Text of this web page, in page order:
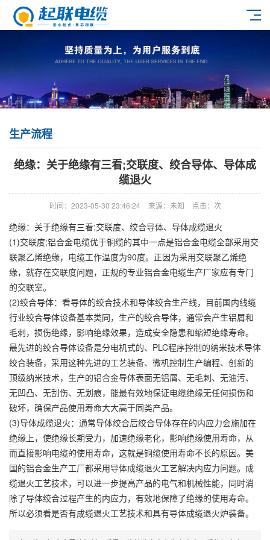
生产流程
绝缘：关于绝缘有三看;交联度、绞合导体、导体成
缆退火
时间：2023-05-30 23:46:24 来源：未知 点击： 次
绝缘：关于绝缘有三看;交联度、绞合导体、导体成缆退火
(1)交联度;铝合金电缆优于铜缆的其中一点是铝合金电缆全部采用交
联聚乙烯绝缘，电缆工作温度为90度。正因为采用交联聚乙烯绝
缘，就存在交联度问题，正规的专业铝合金电缆生产厂家应有专门
的交联室。
(2)绞合导体：看导体的绞合技术和导体绞合生产线，目前国内线缆
行业绞合导体设备基本类同，生产的绞合导体，通常会产生铝屑和
毛刺，损伤绝缘，影响绝缘效果，造成安全隐患和缩短绝缘寿命。
最先进的绞合导体设备是分电机式的、PLC程序控制的纳米技术导体
绞合装备，采用这种先进的工艺装备、微机控制生产编程、创新的
顶级纳米技术，生产的铝合金导体表面无铝屑、无毛刺、无油污、
无凹凸、无刮伤、无划痕，能最有效地保证电缆绝缘无任何损伤和
破坏，确保产品使用寿命大大高于同类产品。
(3)导体成缆退火：通常导体绞合后绞合导体存在的内应力会施加在
绝缘上，使绝缘长期受力，加速绝缘老化，影响绝缘使用寿命，从
而直接影响电缆的使用寿命，这就是铜缆使用寿命不长的原因。美
国的铝合金生产工厂都采用导体成缆退火工艺解决内应力问题。成
缆退火工艺技术，可以进一步提高产品的电气和机械性能，同时消
除了导体绞合过程产生的内应力，有效地保障了绝缘的使用寿命。
所以必须看是否有成缆退火工艺技术和具有导体成缆退火炉装备。